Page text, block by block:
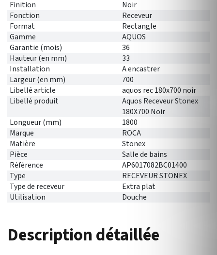
Finition
Noir
Fonction
Receveur
Format
Rectangle
Gamme
AQUOS
Garantie (mois)
36
Hauteur (en mm)
33
Installation
A encastrer
Largeur (en mm)
700
Libellé article
aquos rec 180x700 noir
Libellé produit
Aquos Receveur Stonex
180X700 Noir
Longueur (mm)
1800
Marque
ROCA
Matière
Stonex
Pièce
Salle de bains
Référence
AP6017082BC01400
Type
RECEVEUR STONEX
Type de receveur
Extra plat
Utilisation
Douche
Description détaillée